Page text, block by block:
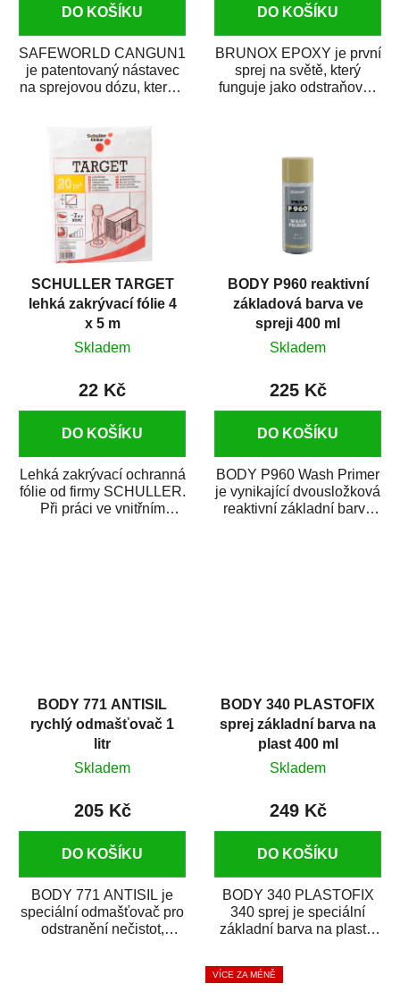
DO KOŠÍKU
SAFEWORLD CANGUN1
je patentovaný nástavec
na sprejovou dózu, který ji
DO KOŠÍKU
BRUNOX EPOXY je první
sprej na světě, který
funguje jako odstraňovač
SCHULLER TARGET
lehká zakrývací fólie 4
x 5 m
Skladem
22 Kč
DO KOŠÍKU
Lehká zakrývací ochranná
fólie od firmy SCHULLER.
Při práci ve vnitřním
BODY P960 reaktivní
základová barva ve
spreji 400 ml
Skladem
225 Kč
DO KOŠÍKU
BODY P960 Wash Primer
je vynikající dvousložková
reaktivní základní barva
BODY 771 ANTISIL
rychlý odmašťovač 1
litr
Skladem
205 Kč
DO KOŠÍKU
BODY 771 ANTISIL je
speciální odmašťovač pro
odstranění nečistot,
BODY 340 PLASTOFIX
sprej základní barva na
plast 400 ml
Skladem
249 Kč
DO KOŠÍKU
BODY 340 PLASTOFIX
340 sprej je speciální
základní barva na plasty,
vrchních...
VÍCE ZA MÉNĚ